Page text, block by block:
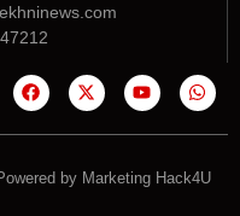
by Marketing Hack4U